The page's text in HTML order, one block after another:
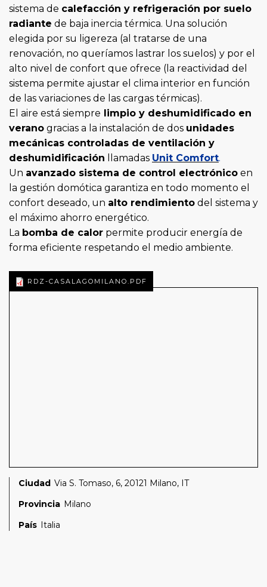
sistema de calefacción y refrigeración por suelo
radiante de baja inercia térmica. Una solución
elegida por su ligereza (al tratarse de una
renovación, no queríamos lastrar los suelos) y por el
alto nivel de confort que ofrece (la reactividad del
sistema permite ajustar el clima interior en función
de las variaciones de las cargas térmicas).
El aire está siempre limpio y deshumidificado en
verano gracias a la instalación de dos unidades
mecánicas controladas de ventilación y
deshumidificación llamadas Unit Comfort.
Un avanzado sistema de control electrónico en
la gestión domótica garantiza en todo momento el
confort deseado, un alto rendimiento del sistema y
el máximo ahorro energético.
La bomba de calor permite producir energía de
forma eficiente respetando el medio ambiente.
RDZ-CASALAGOMILANO.PDF
Ciudad Via S. Tomaso, 6, 20121 Milano, IT
Provincia Milano
País Italia